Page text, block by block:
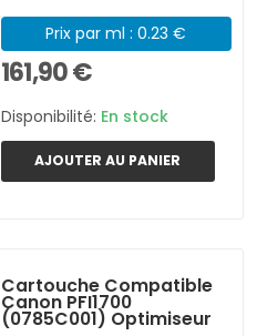
Prix par ml : 0.23 €
161,90 €
Disponibilité: En stock
AJOUTER AU PANIER
Cartouche Compatible
Canon PFI1700
(0785C001) Optimiseur